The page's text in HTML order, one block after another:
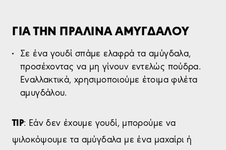
ΓΙΑ ΤΗΝ ΠΡΑΛΙΝΑ ΑΜΥΓΔΑΛΟΥ
Σε ένα γουδί σπάμε ελαφρά τα αμύγδαλα,
προσέχοντας να μη γίνουν εντελώς πούδρα.
Εναλλακτικά, χρησιμοποιούμε έτοιμα φιλέτα
αμυγδάλου.
TIP: Εάν δεν έχουμε γουδί, μπορούμε να
ψιλοκόψουμε τα αμύγδαλα με ένα μαχαίρι ή